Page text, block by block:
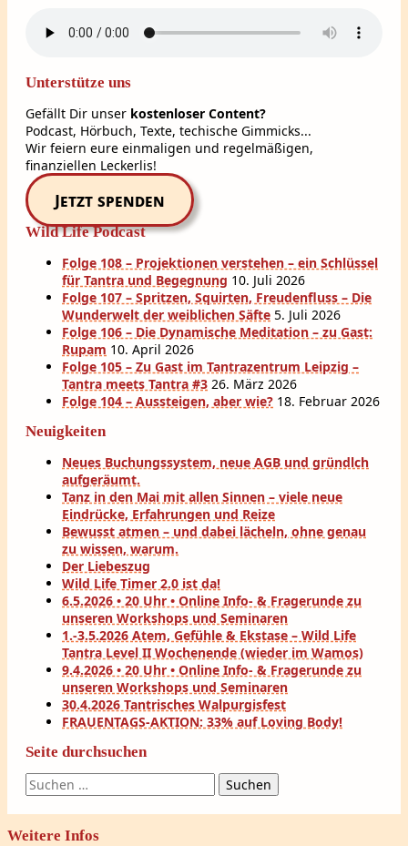
Unterstütze uns
Gefällt Dir unser kostenloser Content?
Podcast, Hörbuch, Texte, techische Gimmicks...
Wir feiern eure einmaligen und regelmäßigen,
finanziellen Leckerlis!
Jetzt spenden
Wild Life Podcast
Folge 108 – Projektionen verstehen – ein Schlüssel
für Tantra und Begegnung 10. Juli 2026
Folge 107 – Spritzen, Squirten, Freudenfluss – Die
Wunderwelt der weiblichen Säfte 5. Juli 2026
Folge 106 – Die Dynamische Meditation – zu Gast:
Rupam 10. April 2026
Folge 105 – Zu Gast im Tantrazentrum Leipzig –
Tantra meets Tantra #3 26. März 2026
Folge 104 – Aussteigen, aber wie? 18. Februar 2026
Neuigkeiten
Neues Buchungssystem, neue AGB und gründlch
aufgeräumt.
Tanz in den Mai mit allen Sinnen – viele neue
Eindrücke, Erfahrungen und Reize
Bewusst atmen – und dabei lächeln, ohne genau
zu wissen, warum.
Der Liebeszug
Wild Life Timer 2.0 ist da!
6.5.2026 • 20 Uhr • Online Info- & Fragerunde zu
unseren Workshops und Seminaren
1.-3.5.2026 Atem, Gefühle & Ekstase – Wild Life
Tantra Level II Wochenende (wieder im Wamos)
9.4.2026 • 20 Uhr • Online Info- & Fragerunde zu
unseren Workshops und Seminaren
30.4.2026 Tantrisches Walpurgisfest
FRAUENTAGS-AKTION: 33% auf Loving Body!
Seite durchsuchen
Suchen
nach:
Weitere Infos